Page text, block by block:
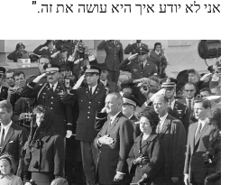
אני לא יודע איך היא עושה את זה."